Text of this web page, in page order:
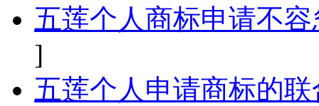
五莲个人商标申请不
]
五莲个人申请商标的